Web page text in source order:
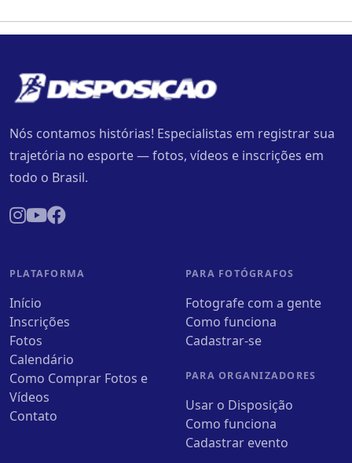
Nós contamos histórias! Especialistas em registrar sua
trajetória no esporte — fotos, vídeos e inscrições em
todo o Brasil.
PLATAFORMA
Início
Inscrições
Fotos
Calendário
Como Comprar Fotos e
Vídeos
Contato
PARA FOTÓGRAFOS
Fotografe com a gente
Como funciona
Cadastrar-se
PARA ORGANIZADORES
Usar o Disposição
Como funciona
Cadastrar evento